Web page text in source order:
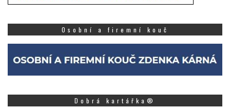
Osobní a firemní kouč
Dobrá kartářka®